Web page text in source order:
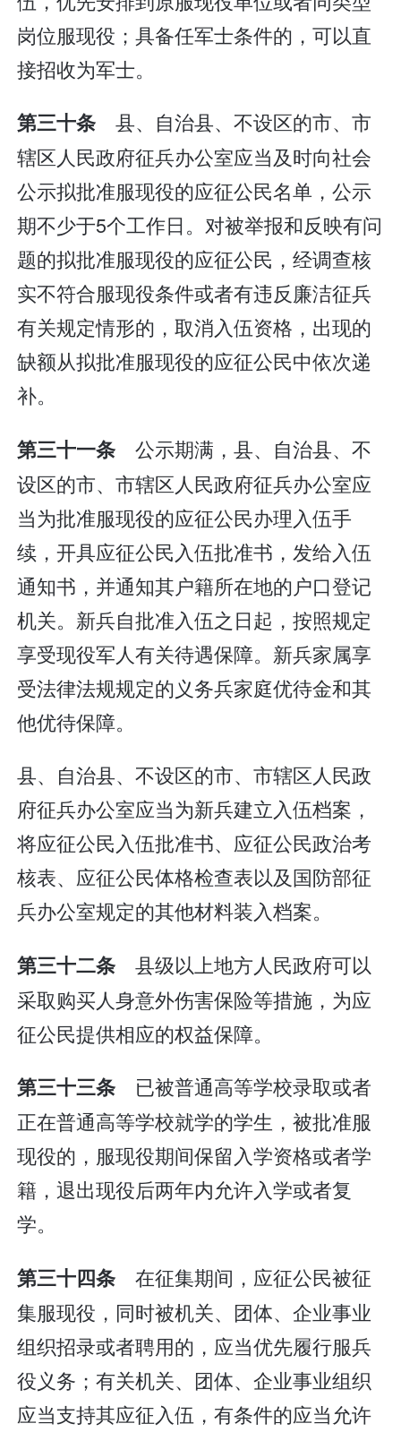
岗位服现役；具备任军士条件的，可以直
接招收为军士。
第三十条 县、自治县、不设区的市、市
辖区人民政府征兵办公室应当及时向社会
公示拟批准服现役的应征公民名单，公示
期不少于5个工作日。对被举报和反映有问
题的拟批准服现役的应征公民，经调查核
实不符合服现役条件或者有违反廉洁征兵
有关规定情形的，取消入伍资格，出现的
缺额从拟批准服现役的应征公民中依次递
补。
第三十一条 公示期满，县、自治县、不
设区的市、市辖区人民政府征兵办公室应
当为批准服现役的应征公民办理入伍手
续，开具应征公民入伍批准书，发给入伍
通知书，并通知其户籍所在地的户口登记
机关。新兵自批准入伍之日起，按照规定
享受现役军人有关待遇保障。新兵家属享
受法律法规规定的义务兵家庭优待金和其
他优待保障。
县、自治县、不设区的市、市辖区人民政
府征兵办公室应当为新兵建立入伍档案，
将应征公民入伍批准书、应征公民政治考
核表、应征公民体格检查表以及国防部征
兵办公室规定的其他材料装入档案。
第三十二条 县级以上地方人民政府可以
采取购买人身意外伤害保险等措施，为应
征公民提供相应的权益保障。
第三十三条 已被普通高等学校录取或者
正在普通高等学校就学的学生，被批准服
现役的，服现役期间保留入学资格或者学
籍，退出现役后两年内允许入学或者复
学。
第三十四条 在征集期间，应征公民被征
集服现役，同时被机关、团体、企业事业
组织招录或者聘用的，应当优先履行服兵
役义务；有关机关、团体、企业事业组织
应当支持其应征入伍，有条件的应当允许